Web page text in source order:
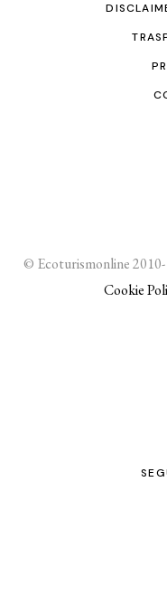
© Ecoturismonline
Cookie